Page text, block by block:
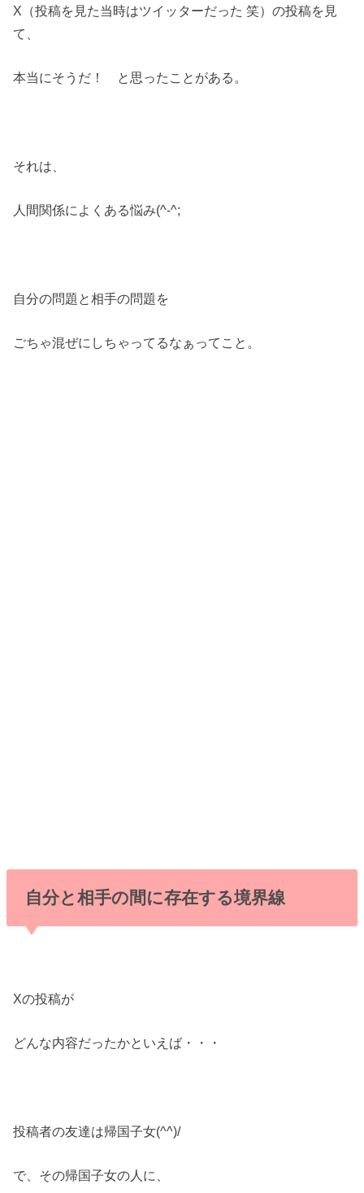
X（投稿を見た当時はツイッターだった 笑）の投稿を見
て、
本当にそうだ！ と思ったことがある。
それは、
人間関係によくある悩み(^-^;
自分の問題と相手の問題を
ごちゃ混ぜにしちゃってるなぁってこと。
自分と相手の間に存在する境界線
Xの投稿が
どんな内容だったかといえば・・・
投稿者の友達は帰国子女(^^)/
で、その帰国子女の人に、